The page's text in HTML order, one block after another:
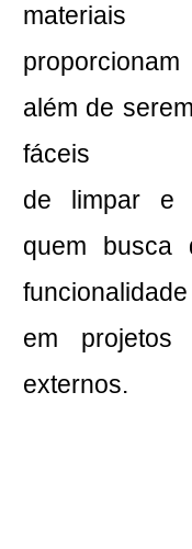
materiais
além de
fáceis
de limpar e
quem busca
funcionalidade
em projetos
externos.